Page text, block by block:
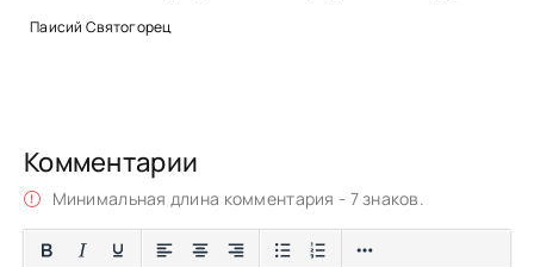
Паисий Святогорец
Комментарии
Минимальная длина комментария - 7 знаков.